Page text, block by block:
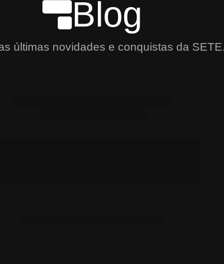
Blog
últimas novidades e conquistas da